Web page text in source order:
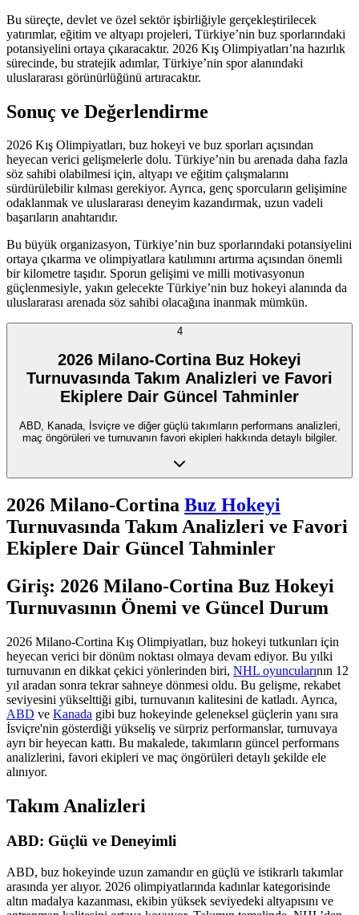
Bu süreçte, devlet ve özel sektör işbirliğiyle gerçekleştirilecek
yatırımlar, eğitim ve altyapı projeleri, Türkiye’nin buz sporlarındaki
potansiyelini ortaya çıkaracaktır. 2026 Kış Olimpiyatları’na hazırlık
sürecinde, bu stratejik adımlar, Türkiye’nin spor alanındaki
uluslararası görünürlüğünü artıracaktır.
Sonuç ve Değerlendirme
2026 Kış Olimpiyatları, buz hokeyi ve buz sporları açısından
heyecan verici gelişmelerle dolu. Türkiye’nin bu arenada daha fazla
söz sahibi olabilmesi için, altyapı ve eğitim çalışmalarını
sürdürülebilir kılması gerekiyor. Ayrıca, genç sporcuların gelişimine
odaklanmak ve uluslararası deneyim kazandırmak, uzun vadeli
başarıların anahtarıdır.
Bu büyük organizasyon, Türkiye’nin buz sporlarındaki potansiyelini
ortaya çıkarma ve olimpiyatlara katılımını artırma açısından önemli
bir kilometre taşıdır. Sporun gelişimi ve milli motivasyonun
güçlenmesiyle, yakın gelecekte Türkiye’nin buz hokeyi alanında da
uluslararası arenada söz sahibi olacağına inanmak mümkün.
4
2026 Milano-Cortina Buz Hokeyi
Turnuvasında Takım Analizleri ve Favori
Ekiplere Dair Güncel Tahminler
ABD, Kanada, İsviçre ve diğer güçlü takımların performans analizleri,
maç öngörüleri ve turnuvanın favori ekipleri hakkında detaylı bilgiler.
2026 Milano-Cortina Buz Hokeyi
Turnuvasında Takım Analizleri ve Favori
Ekiplere Dair Güncel Tahminler
Giriş: 2026 Milano-Cortina Buz Hokeyi
Turnuvasının Önemi ve Güncel Durum
2026 Milano-Cortina Kış Olimpiyatları, buz hokeyi tutkunları için
heyecan verici bir dönüm noktası olmaya devam ediyor. Bu yılki
turnuvanın en dikkat çekici yönlerinden biri, NHL oyuncularının 12
yıl aradan sonra tekrar sahneye dönmesi oldu. Bu gelişme, rekabet
seviyesini yükselttiği gibi, turnuvanın kalitesini de katladı. Ayrıca,
ABD ve Kanada gibi buz hokeyinde geleneksel güçlerin yanı sıra
İsviçre'nin gösterdiği yükseliş ve sürpriz performanslar, turnuvaya
ayrı bir heyecan kattı. Bu makalede, takımların güncel performans
analizlerini, favori ekipleri ve maç öngörüleri detaylı şekilde ele
alınıyor.
Takım Analizleri
ABD: Güçlü ve Deneyimli
ABD, buz hokeyinde uzun zamandır en güçlü ve istikrarlı takımlar
arasında yer alıyor. 2026 olimpiyatlarında kadınlar kategorisinde
altın madalya kazanması, ekibin yüksek seviyedeki altyapısını ve